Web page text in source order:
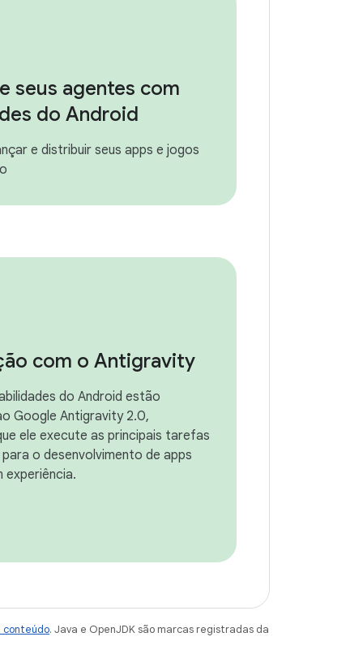
seus agentes com
do Android
e distribuir seus apps e jogos
com o Antigravity
do Android estão
Google Antigravity 2.0,
ele execute as principais tarefas
o desenvolvimento de apps
experiência.
conteúdo. Java e OpenJDK são marcas registradas da